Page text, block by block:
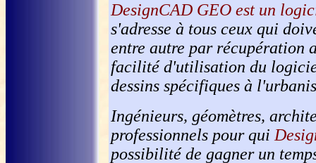
DesignCAD GEO est un
s'adresse à tous ceux qui
entre autre par récupération
facilité d'utilisation du
dessins spécifiques à
Ingénieurs, géomètres,
professionnels pour qui
possibilité de gagner un